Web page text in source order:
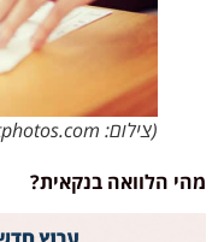
(צילום: https://depositphotos.com/)
הלוואה בנקאית?